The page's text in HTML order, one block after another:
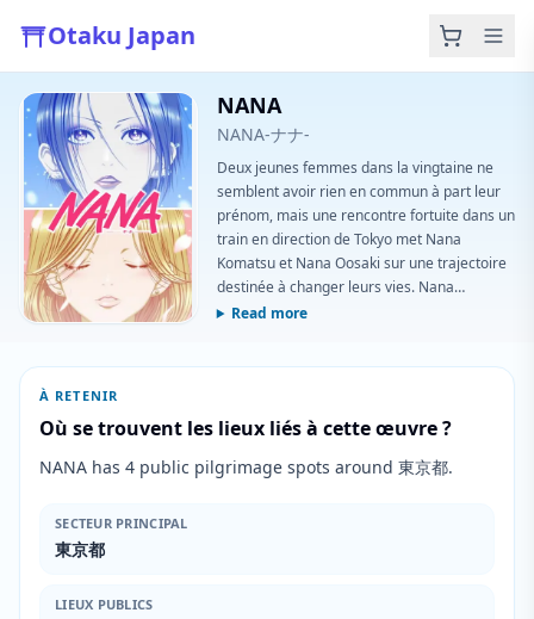
Otaku Japan
NANA
NANA-ナナ-
Deux jeunes femmes dans la vingtaine ne
semblent avoir rien en commun à part leur
prénom, mais une rencontre fortuite dans un
train en direction de Tokyo met Nana
Komatsu et Nana Oosaki sur une trajectoire
destinée à changer leurs vies. Nana
Komatsu, une rêveuse de coup de foudre,
gloire mondiale. Alors que leurs destins
poursuivent chacune leurs rêves —
Read more
À RETENIR
Où se trouvent les lieux liés à cette œuvre ?
NANA has 4 public pilgrimage spots around 東京都.
SECTEUR PRINCIPAL
東京都
LIEUX PUBLICS